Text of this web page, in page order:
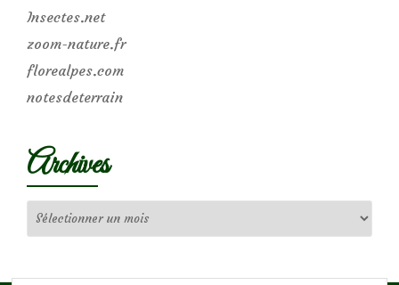
Insectes.net
zoom-nature.fr
florealpes.com
notesdeterrain
Archives